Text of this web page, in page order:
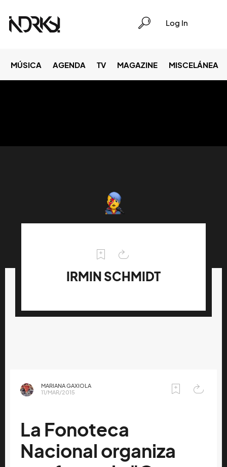
Log In
MÚSICA AGENDA TV MAGAZINE MISCELÁNEA
IRMIN SCHMIDT
MARIANA GAXIOLA
11/MAR/2015
La Fonoteca
Nacional organiza